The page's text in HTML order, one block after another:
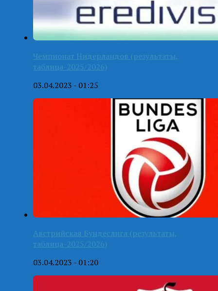
Чемпионат Нидерландов (результаты,
таблица-2025/2026)
03.04.2023 - 01:25
Австрийская Бундеслига (результаты,
таблица-2025/2026)
03.04.2023 - 01:20